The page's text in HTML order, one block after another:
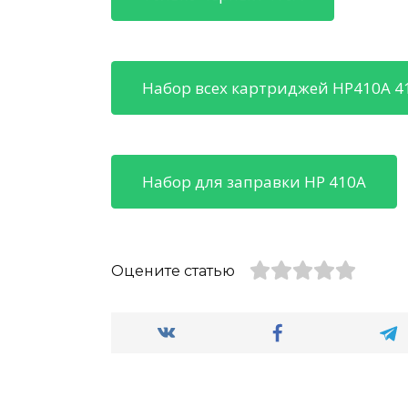
Набор всех картриджей HP410A
Набор для заправки HP 410A
Оцените статью